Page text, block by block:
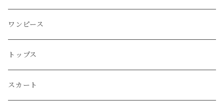
ワンピース
トップス
スカート